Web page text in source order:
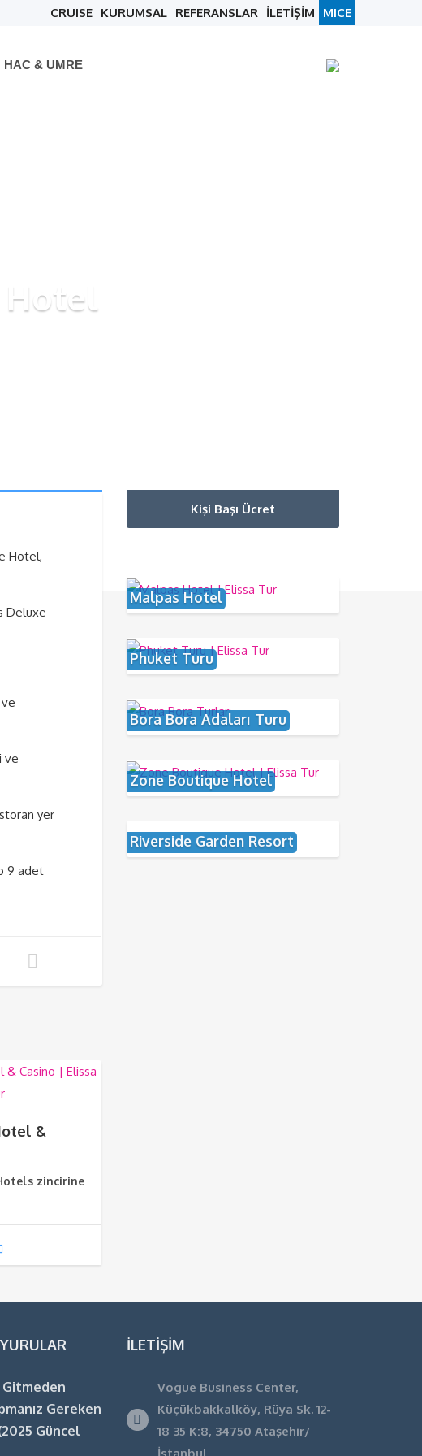
MICE
İLETİŞİM
REFERANSLAR
KURUMSAL
CRUISE
HAC & UMRE
Hotel,
Deluxe
ve
yer
9 adet
&
zincirine
Kişi Başı Ücret
Malpas Hotel
Phuket Turu
Bora Bora Adaları Turu
Zone Boutique Hotel
Riverside Garden Resort
Gitmeden
Gereken
Güncel
İLETIŞIM
Vogue Business Center,
Küçükbakkalköy, Rüya Sk. 12-
18 35 K:8, 34750 Ataşehir/